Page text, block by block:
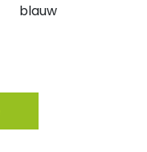
blauw